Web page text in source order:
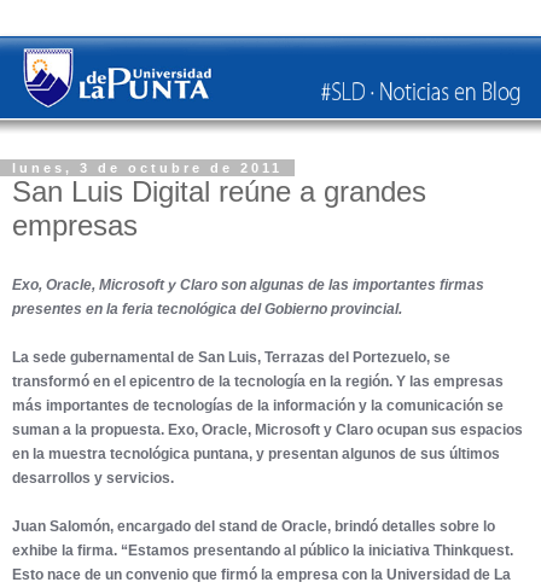
lunes, 3 de octubre de 2011
San Luis Digital reúne a grandes
empresas
Exo, Oracle, Microsoft y Claro son algunas de las importantes firmas
presentes en la feria tecnológica del Gobierno provincial.
La sede gubernamental de San Luis, Terrazas del Portezuelo, se
transformó en el epicentro de la tecnología en la región. Y las empresas
más importantes de tecnologías de la información y la comunicación se
suman a la propuesta. Exo, Oracle, Microsoft y Claro ocupan sus espacios
en la muestra tecnológica puntana, y presentan algunos de sus últimos
desarrollos y servicios.
Juan Salomón, encargado del stand de Oracle, brindó detalles sobre lo
exhibe la firma. “Estamos presentando al público la iniciativa Thinkquest.
Esto nace de un convenio que firmó la empresa con la Universidad de La